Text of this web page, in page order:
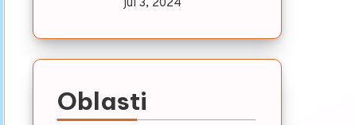
jul 3, 2024
Oblasti